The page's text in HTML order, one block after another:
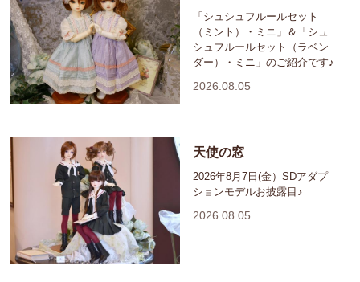
「シュシュフルールセット
（ミント）・ミニ」＆「シュ
シュフルールセット（ラベン
ダー）・ミニ」のご紹介です♪
2026.08.05
天使の窓
2026年8月7日(金）SDアダプ
ションモデルお披露目♪
2026.08.05